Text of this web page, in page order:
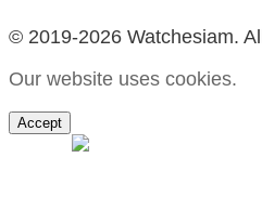
© 2019-2026 Watchesiam.
Our website uses cookies.
Accept